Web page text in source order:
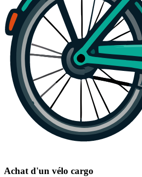
Achat d'un vélo cargo